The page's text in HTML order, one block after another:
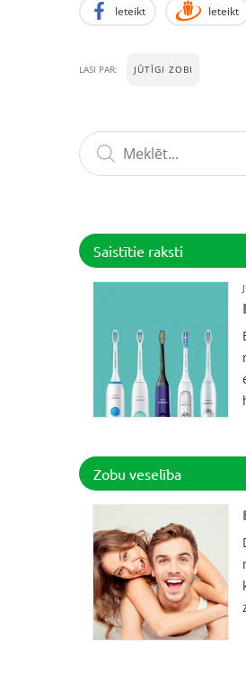
Ieteikt Ieteikt
LASI PAR: JŪTĪGI ZOBI
Saistītie raksti
Zobu veselība